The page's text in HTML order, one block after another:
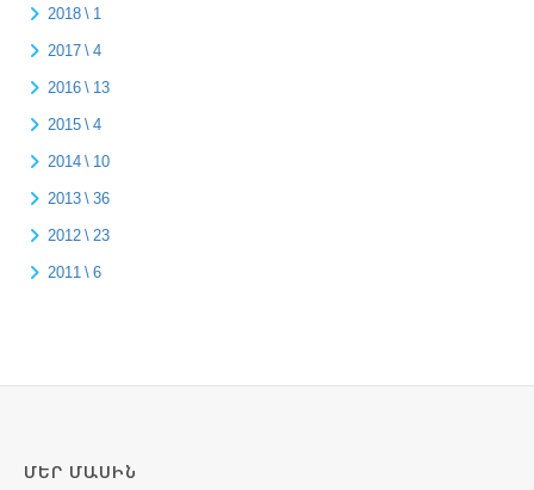
2018 \ 1
2017 \ 4
2016 \ 13
2015 \ 4
2014 \ 10
2013 \ 36
2012 \ 23
2011 \ 6
ՄԵՐ ՄԱՍԻՆ